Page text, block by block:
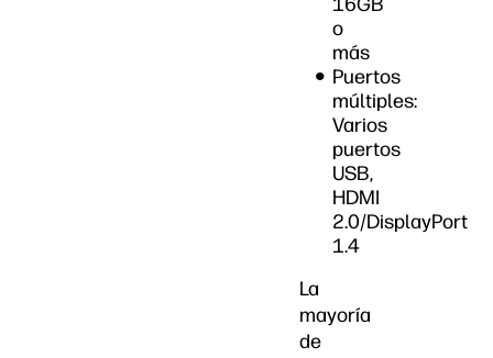
o
más
Puertos
múltiples:
Varios
puertos
USB,
HDMI
2.0/DisplayPort
1.4
La
mayoría
de